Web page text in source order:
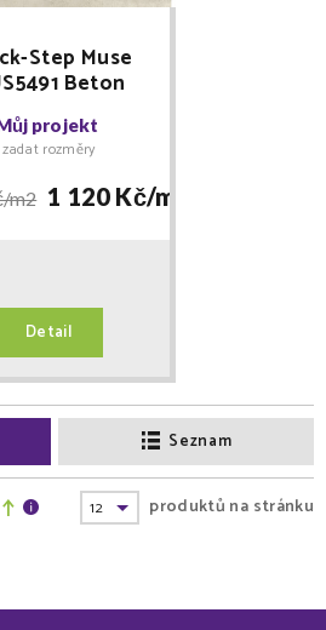
Step Muse
Beton
- laminátová
podlaha
projekt
zadat rozměry
m2 1 120 Kč/m2
Detail
Seznam
produktů na stránku